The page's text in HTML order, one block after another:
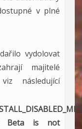
v plné
vydolovat
majitelé
následující
Beta is not